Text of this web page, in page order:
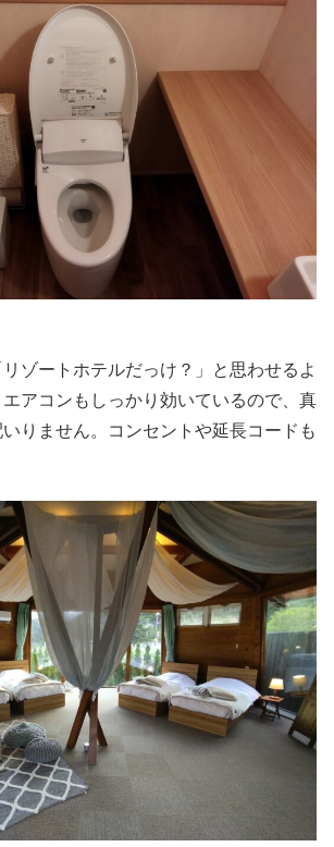
ゾートホテルだっけ？」と思わせるよ
アコンもしっかり効いているので、真
りません。コンセントや延長コードも